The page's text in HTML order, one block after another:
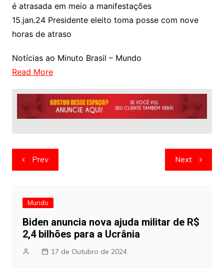
é atrasada em meio a manifestações
15.jan.24 Presidente eleito toma posse com nove
horas de atraso
Notícias ao Minuto Brasil – Mundo
Read More
Navegação
de
Prev Next
Mundo
Biden anuncia nova ajuda militar de R$
2,4 bilhões para a Ucrânia
17 de Outubro de 2024